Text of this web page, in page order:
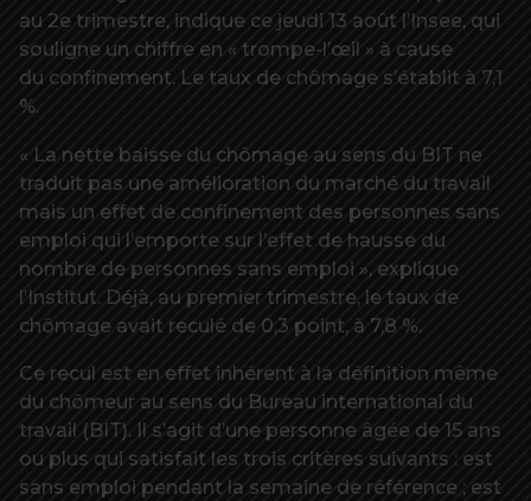
au 2e trimestre, indique ce jeudi 13 août l’Insee, qui
souligne un chiffre en « trompe-l’œil » à cause
du confinement. Le taux de chômage s’établit à 7,1
%.
« La nette baisse du chômage au sens du BIT ne
traduit pas une amélioration du marché du travail
mais un effet de confinement des personnes sans
emploi qui l’emporte sur l’effet de hausse du
nombre de personnes sans emploi », explique
l’Institut. Déjà, au premier trimestre, le taux de
chômage avait reculé de 0,3 point, à 7,8 %.
Ce recul est en effet inhérent à la définition même
du chômeur au sens du Bureau international du
travail (BIT). Il s’agit d’une personne âgée de 15 ans
ou plus qui satisfait les trois critères suivants : est
sans emploi pendant la semaine de référence ; est